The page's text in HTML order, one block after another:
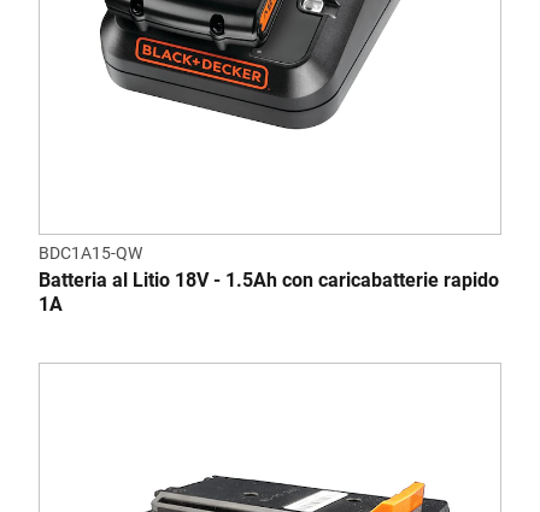
BDC1A15-QW
Batteria al Litio 18V - 1.5Ah con caricabatterie rapido
1A